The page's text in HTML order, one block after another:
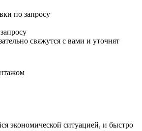
по запросу
свяжутся с вами и уточнят
экономической ситуацией, и быстро